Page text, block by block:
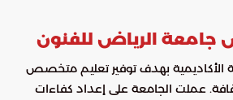
الرياض للفنون
بهدف توفير تعليم متخصص
عملت الجامعة على إعداد كفاءات